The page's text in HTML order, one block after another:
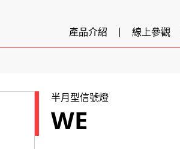
產品介紹 線上參觀
半月型信號燈
WE